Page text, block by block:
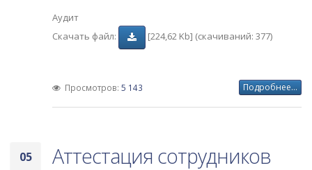
Аудит
Скачать файл:
[224,62 Kb] (cкачиваний: 377)
Просмотров: 5 143 Подробнее...
05 Аттестация сотрудников